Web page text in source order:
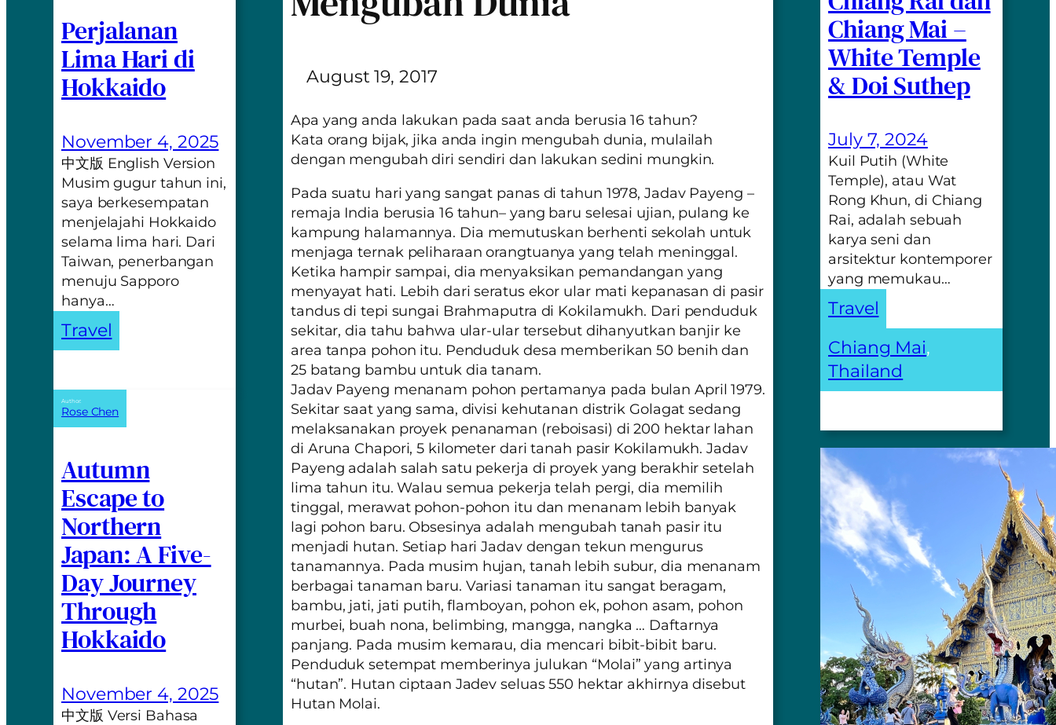
Perjalanan
Lima Hari di
Hokkaido
November 4, 2025
中文版 English Version
Musim gugur tahun ini,
saya berkesempatan
menjelajahi Hokkaido
selama lima hari. Dari
Taiwan, penerbangan
menuju Sapporo
hanya…
Travel
Author:
Rose Chen
Autumn
Escape to
Northern
Japan: A Five-
Day Journey
Through
Hokkaido
November 4, 2025
中文版 Versi Bahasa
August 19, 2017
Apa yang anda lakukan pada saat anda berusia 16 tahun?
Kata orang bijak, jika anda ingin mengubah dunia, mulailah
dengan mengubah diri sendiri dan lakukan sedini mungkin.
Pada suatu hari yang sangat panas di tahun 1978, Jadav Payeng –
remaja India berusia 16 tahun– yang baru selesai ujian, pulang ke
kampung halamannya. Dia memutuskan berhenti sekolah untuk
menjaga ternak peliharaan orangtuanya yang telah meninggal.
Ketika hampir sampai, dia menyaksikan pemandangan yang
menyayat hati. Lebih dari seratus ekor ular mati kepanasan di pasir
tandus di tepi sungai Brahmaputra di Kokilamukh. Dari penduduk
sekitar, dia tahu bahwa ular-ular tersebut dihanyutkan banjir ke
area tanpa pohon itu. Penduduk desa memberikan 50 benih dan
25 batang bambu untuk dia tanam.
Jadav Payeng menanam pohon pertamanya pada bulan April 1979.
Sekitar saat yang sama, divisi kehutanan distrik Golagat sedang
melaksanakan proyek penanaman (reboisasi) di 200 hektar lahan
di Aruna Chapori, 5 kilometer dari tanah pasir Kokilamukh. Jadav
Payeng adalah salah satu pekerja di proyek yang berakhir setelah
lima tahun itu. Walau semua pekerja telah pergi, dia memilih
tinggal, merawat pohon-pohon itu dan menanam lebih banyak
lagi pohon baru. Obsesinya adalah mengubah tanah pasir itu
menjadi hutan. Setiap hari Jadav dengan tekun mengurus
tanamannya. Pada musim hujan, tanah lebih subur, dia menanam
berbagai tanaman baru. Variasi tanaman itu sangat beragam,
bambu, jati, jati putih, flamboyan, pohon ek, pohon asam, pohon
murbei, buah nona, belimbing, mangga, nangka … Daftarnya
panjang. Pada musim kemarau, dia mencari bibit-bibit baru.
Penduduk setempat memberinya julukan “Molai” yang artinya
“hutan”. Hutan ciptaan Jadev seluas 550 hektar akhirnya disebut
Hutan Molai.
Chiang Mai –
White Temple
& Doi Suthep
July 7, 2024
Kuil Putih (White
Temple), atau Wat
Rong Khun, di Chiang
Rai, adalah sebuah
karya seni dan
arsitektur kontemporer
yang memukau…
Travel
Chiang Mai
Thailand